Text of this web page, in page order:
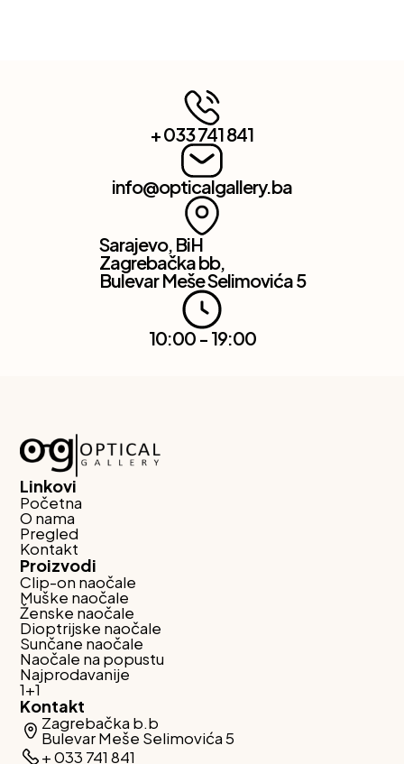
+ 033 741 841
info@opticalgallery.ba
Sarajevo, BiH
Zagrebačka bb,
Bulevar Meše Selimovića 5
10:00 - 19:00
Linkovi
Početna
O nama
Pregled
Kontakt
Proizvodi
Clip-on naočale
Muške naočale
Ženske naočale
Dioptrijske naočale
Sunčane naočale
Naočale na popustu
Najprodavanije
1+1
Kontakt
Zagrebačka b.b
Bulevar Meše Selimovića 5
+ 033 741 841